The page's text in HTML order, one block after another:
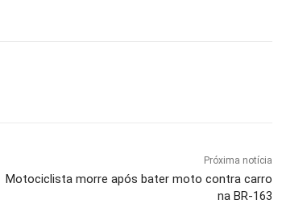
Próxima notícia
Motociclista morre após bater moto contra carro
na BR-163